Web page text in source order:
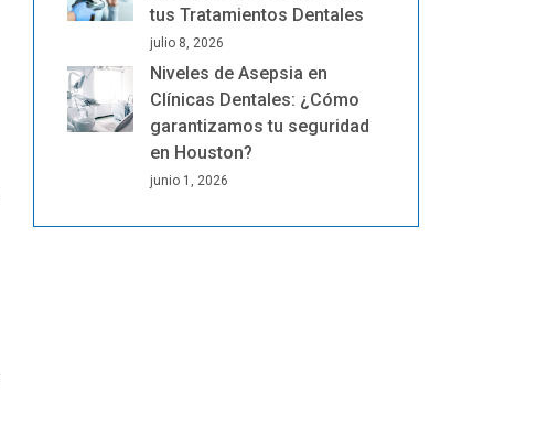
tus Tratamientos Dentales
julio 8, 2026
Niveles de Asepsia en
Clínicas Dentales: ¿Cómo
garantizamos tu seguridad
en Houston?
junio 1, 2026